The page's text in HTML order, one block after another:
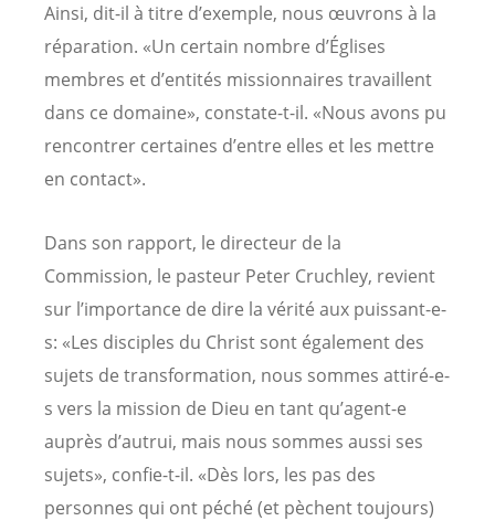
Ainsi, dit-il à titre d’exemple, nous œuvrons à la
réparation. «Un certain nombre d’Églises
membres et d’entités missionnaires travaillent
dans ce domaine», constate-t-il. «Nous avons pu
rencontrer certaines d’entre elles et les mettre
en contact».
Dans son rapport, le directeur de la
Commission, le pasteur Peter Cruchley, revient
sur l’importance de dire la vérité aux puissant-e-
s: «Les disciples du Christ sont également des
sujets de transformation, nous sommes attiré-e-
s vers la mission de Dieu en tant qu’agent-e
auprès d’autrui, mais nous sommes aussi ses
sujets», confie-t-il. «Dès lors, les pas des
personnes qui ont péché (et pèchent toujours)